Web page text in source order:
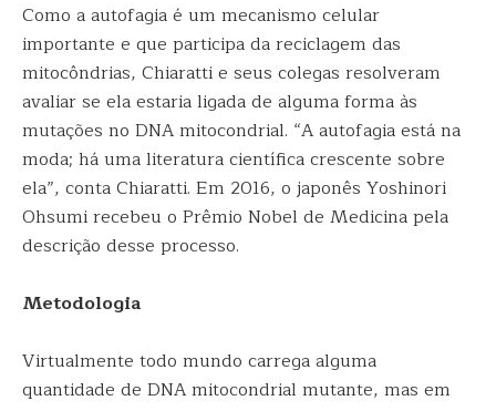
Como a autofagia é um mecanismo celular
importante e que participa da reciclagem das
mitocôndrias, Chiaratti e seus colegas resolveram
avaliar se ela estaria ligada de alguma forma às
mutações no DNA mitocondrial. “A autofagia está na
moda; há uma literatura científica crescente sobre
ela”, conta Chiaratti. Em 2016, o japonês Yoshinori
Ohsumi recebeu o Prêmio Nobel de Medicina pela
descrição desse processo.
Metodologia
Virtualmente todo mundo carrega alguma
quantidade de DNA mitocondrial mutante, mas em